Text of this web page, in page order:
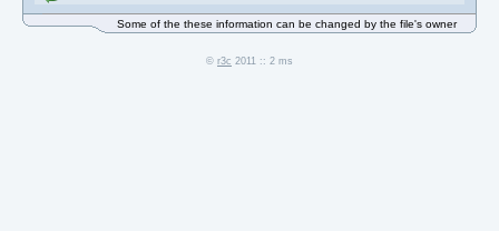
Some of the these information can be changed by the file's owner
© r3c 2011 :: 2 ms